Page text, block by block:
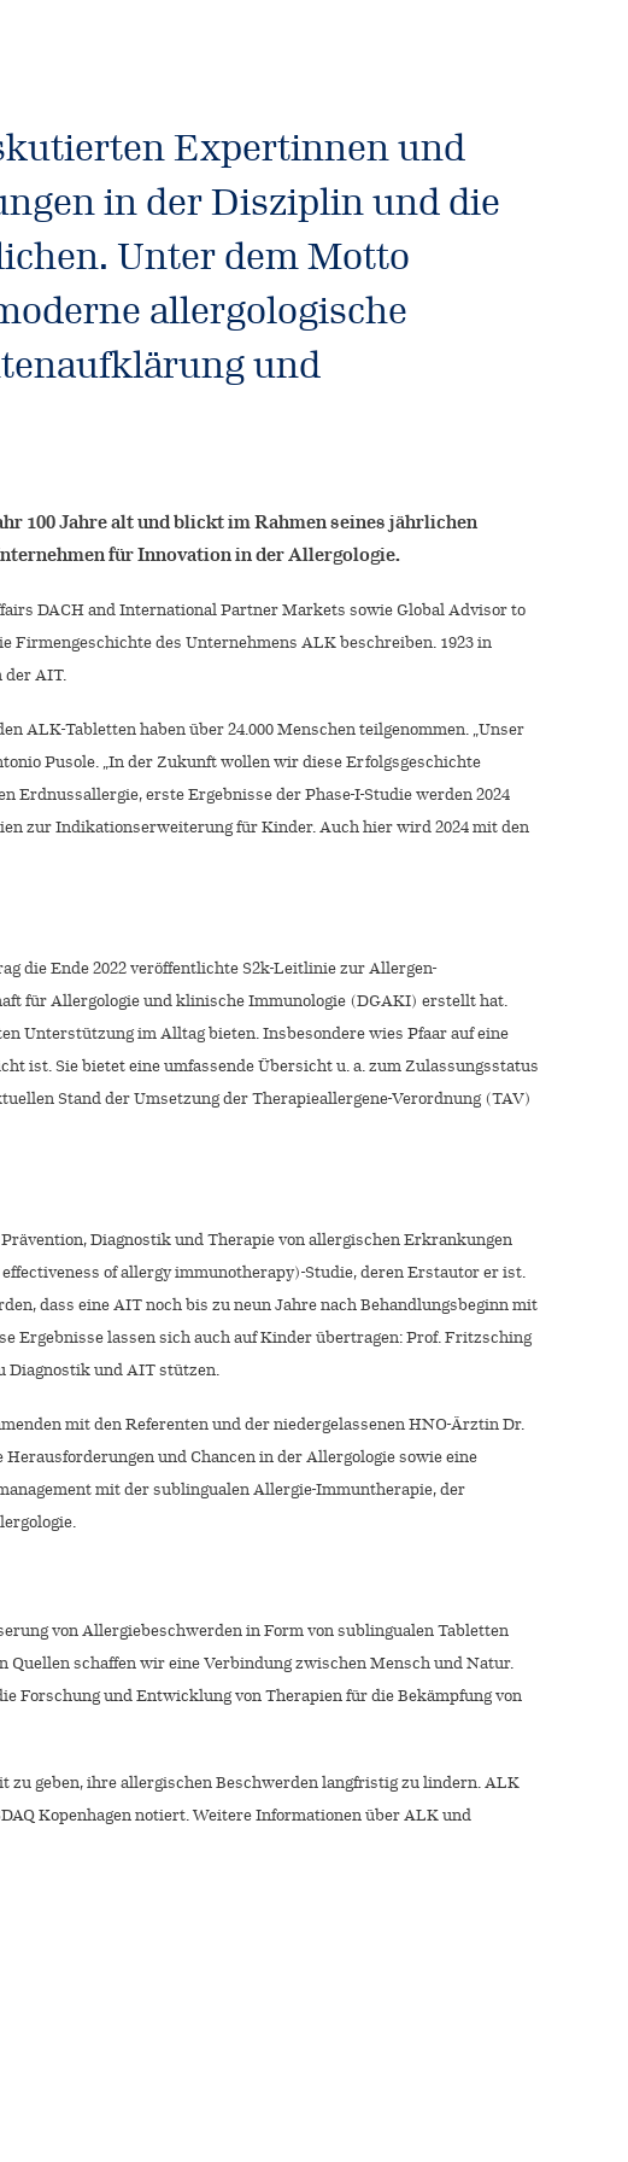
Expertinnen und
in der Disziplin und die
Unter dem Motto
allergologische
und
100 Jahre alt und blickt im Rahmen seines jährlichen
für Innovation in der Allergologie.
DACH and International Partner Markets sowie Global Advisor to
des Unternehmens ALK beschreiben. 1923 in
der AIT.
ALK-Tabletten haben über 24.000 Menschen teilgenommen. „Unser
Pusole. „In der Zukunft wollen wir diese Erfolgsgeschichte
erste Ergebnisse der Phase-I-Studie werden 2024
zur Indikationserweiterung für Kinder. Auch hier wird 2024 mit den
die Ende 2022 veröffentlichte S2k-Leitlinie zur Allergen-
für Allergologie und klinische Immunologie (DGAKI) erstellt hat.
Unterstützung im Alltag bieten. Insbesondere wies Pfaar auf eine
ist. Sie bietet eine umfassende Übersicht u. a. zum Zulassungsstatus
Stand der Umsetzung der Therapieallergene-Verordnung (TAV)
Diagnostik und Therapie von allergischen Erkrankungen
of allergy immunotherapy)-Studie, deren Erstautor er ist.
dass eine AIT noch bis zu neun Jahre nach Behandlungsbeginn mit
Ergebnisse lassen sich auch auf Kinder übertragen: Prof. Fritzsching
Diagnostik und AIT stützen.
mit den Referenten und der niedergelassenen HNO-Ärztin Dr.
und Chancen in der Allergologie sowie eine
mit der sublingualen Allergie-Immuntherapie, der
von Allergiebeschwerden in Form von sublingualen Tabletten
schaffen wir eine Verbindung zwischen Mensch und Natur.
und Entwicklung von Therapien für die Bekämpfung von
geben, ihre allergischen Beschwerden langfristig zu lindern. ALK
Kopenhagen notiert. Weitere Informationen über ALK und